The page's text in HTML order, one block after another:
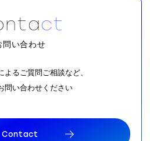
ntact
問い合わせ
よるご質問ご相談など、
問い合わせください
Contact